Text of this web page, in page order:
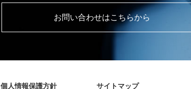
お問い合わせはこちらから
個人情報保護方針 サイトマップ